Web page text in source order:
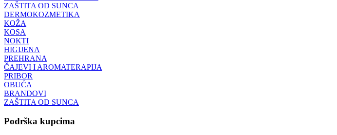
ZAŠTITA OD SUNCA
DERMOKOZMETIKA
KOŽA
KOSA
NOKTI
HIGIJENA
PREHRANA
ČAJEVI I AROMATERAPIJA
PRIBOR
OBUĆA
BRANDOVI
ZAŠTITA OD SUNCA
Podrška kupcima